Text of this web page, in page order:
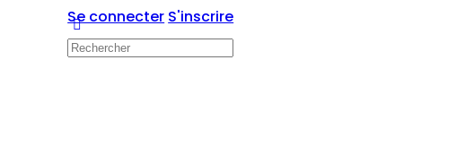
Se connecter S'inscrire
Recherche